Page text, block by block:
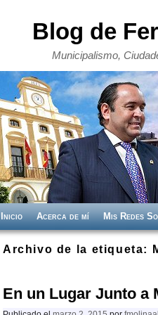
Blog de
Municipalismo,
Inicio Acerca de mí Mis Redes
Archivo de la etiqueta:
En un Lugar Junto a